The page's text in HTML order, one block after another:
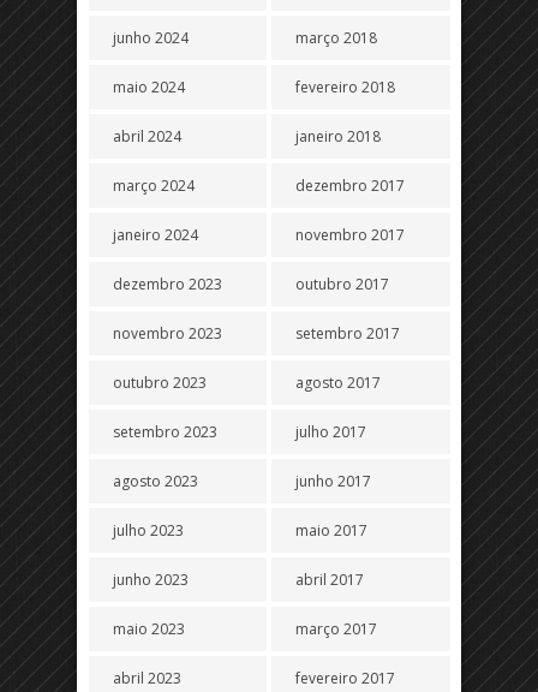
junho 2024
maio 2024
abril 2024
março 2024
janeiro 2024
dezembro 2023
novembro 2023
outubro 2023
setembro 2023
agosto 2023
julho 2023
junho 2023
maio 2023
abril 2023
março 2018
fevereiro 2018
janeiro 2018
dezembro 2017
novembro 2017
outubro 2017
setembro 2017
agosto 2017
julho 2017
junho 2017
maio 2017
abril 2017
março 2017
fevereiro 2017